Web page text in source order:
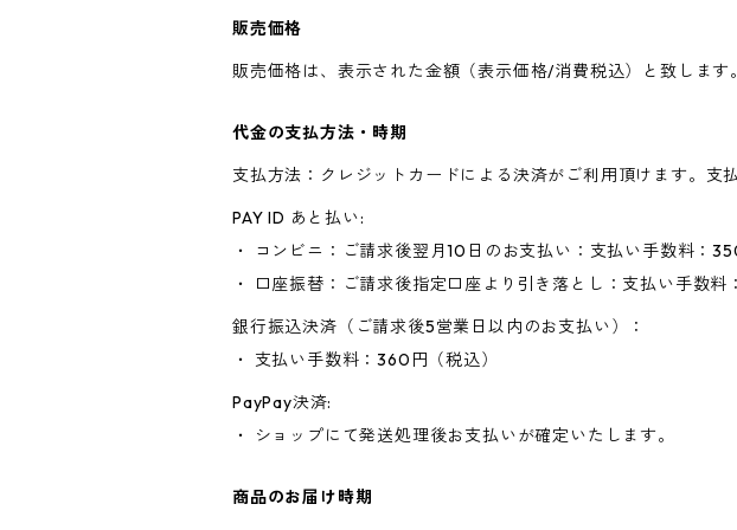
販売価格
販売価格は、表示された金額（表示価格/消費税込）と致します。
代金の支払方法・時期
支払方法：クレジットカードによる決済がご利用頂けます。支
PAY ID あと払い:
・ コンビニ：ご請求後翌月10日のお支払い：支払い手数料：
・ 口座振替：ご請求後指定口座より引き落とし：支払い手数料
銀行振込決済（ご請求後5営業日以内のお支払い）：
・ 支払い手数料：360円（税込）
PayPay決済:
・ ショップにて発送処理後お支払いが確定いたします。
商品のお届け時期